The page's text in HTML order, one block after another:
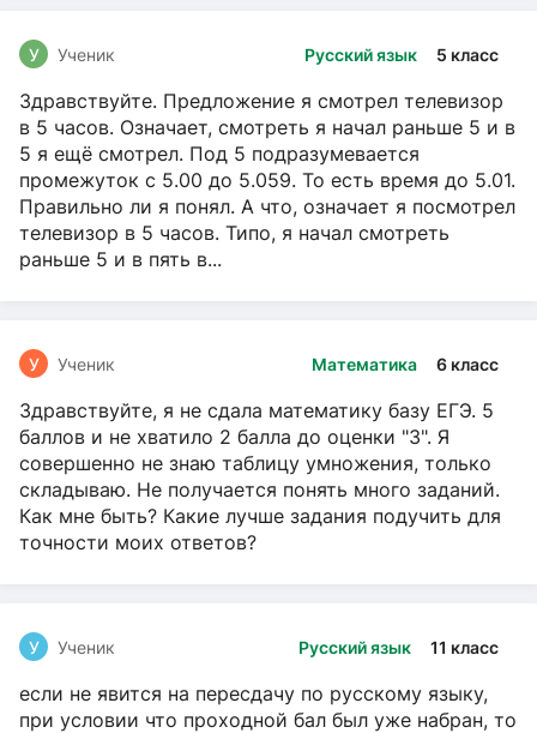
Русский язык 5 класс
У Ученик
Здравствуйте. Предложение я смотрел телевизор
в 5 часов. Означает, смотреть я начал раньше 5 и в
5 я ещё смотрел. Под 5 подразумевается
промежуток с 5.00 до 5.059. То есть время до 5.01.
Правильно ли я понял. А что, означает я посмотрел
телевизор в 5 часов. Типо, я начал смотреть
раньше 5 и в пять в...
Математика 6 класс
У Ученик
Здравствуйте, я не сдала математику базу ЕГЭ. 5
баллов и не хватило 2 балла до оценки "3". Я
совершенно не знаю таблицу умножения, только
складываю. Не получается понять много заданий.
Как мне быть? Какие лучше задания подучить для
точности моих ответов?
Русский язык 11 класс
У Ученик
если не явится на пересдачу по русскому языку,
при условии что проходной бал был уже набран, то